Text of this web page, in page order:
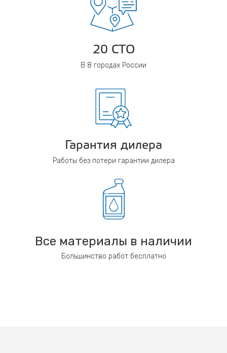
20 СТО
В 8 городах России
Гарантия дилера
Работы без потери гарантии дилера
Все материалы в наличии
Большинство работ бесплатно